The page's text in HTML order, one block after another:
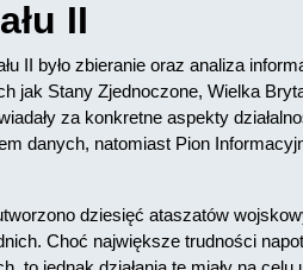
II
II było zbieranie oraz analiza
jak Stany Zjednoczone, Wielka
za konkretne aspekty
danych, natomiast Pion
dziesięć ataszatów
Choć największe trudności